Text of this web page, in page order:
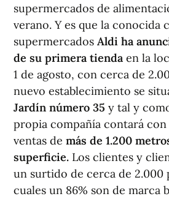
supermercados de
verano. Y es que la conocida
supermercados Aldi ha
de su primera tienda en la
1 de agosto, con cerca de
nuevo establecimiento se
Jardín número 35 y tal y
propia compañía contará con
ventas de más de 1.200
superficie. Los clientes y
un surtido de cerca de 2.000
cuales un 86% son de marca